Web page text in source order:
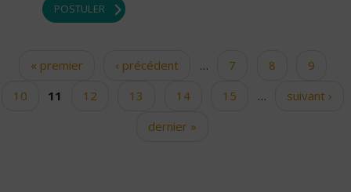
POSTULER
Pages« premier ‹ précédent … 7 8
9
10
11 12 13 14 15 …
suivant ›
dernier »